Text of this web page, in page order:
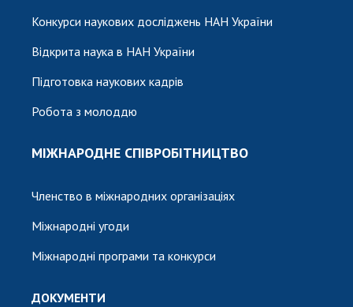
Конкурси наукових досліджень НАН України
Відкрита наука в НАН України
Підготовка наукових кадрів
Робота з молоддю
МІЖНАРОДНЕ СПІВРОБІТНИЦТВО
Членство в міжнародних організаціях
Міжнародні угоди
Міжнародні програми та конкурси
ДОКУМЕНТИ